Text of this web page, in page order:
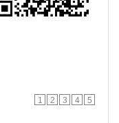
1 2 3 4 5